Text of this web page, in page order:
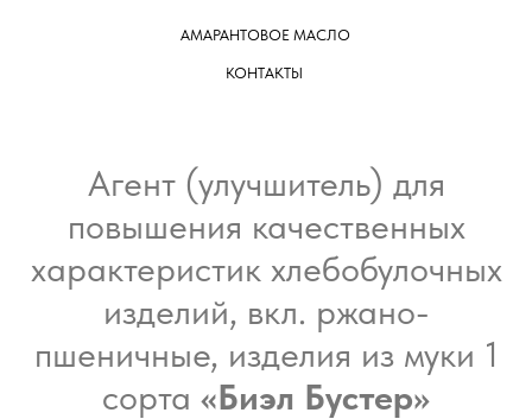
АМАРАНТОВОЕ МАСЛО
КОНТАКТЫ
Агент (улучшитель) для
повышения качественных
характеристик хлебобулочных
изделий, вкл. ржано-
пшеничные, изделия из муки 1
сорта «Биэл Бустер»